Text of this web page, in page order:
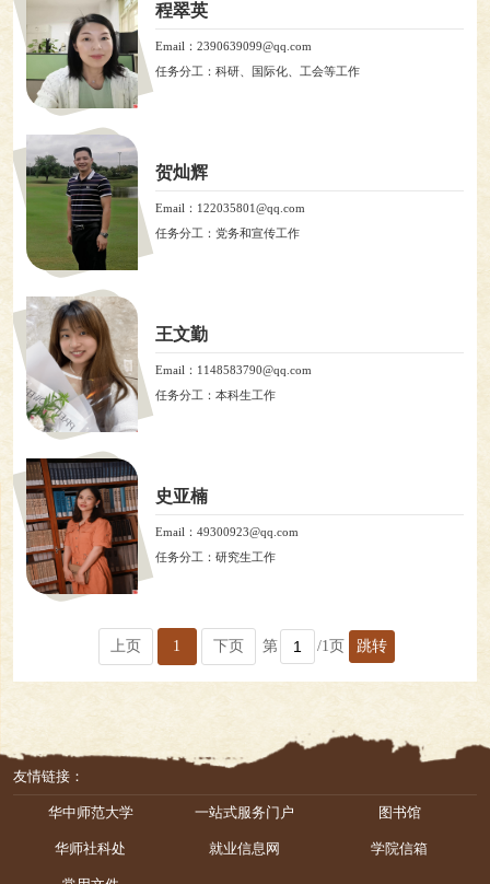
程翠英
Email：2390639099@qq.com
任务分工：科研、国际化、工会等工作
贺灿辉
Email：122035801@qq.com
任务分工：党务和宣传工作
王文勤
Email：1148583790@qq.com
任务分工：本科生工作
史亚楠
Email：49300923@qq.com
任务分工：研究生工作
上页 1 下页 第 /1页 跳转
友情链接：
华中师范大学 一站式服务门户 图书馆
华师社科处 就业信息网 学院信箱